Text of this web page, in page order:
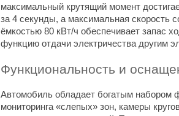
максимальный крутящий момент
за 4 секунды, а максимальная скорость
ёмкостью 80 кВт/ч обеспечивает запас
функцию отдачи электричества другим
Функциональность и
Автомобиль обладает богатым набором
мониторинга «слепых» зон, камеры